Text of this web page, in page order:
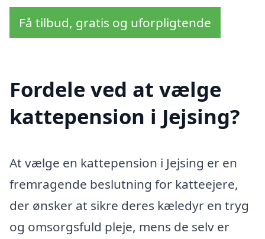
Få tilbud, gratis og uforpligtende
Fordele ved at vælge
kattepension i Jejsing?
At vælge en kattepension i Jejsing er en
fremragende beslutning for katteejere,
der ønsker at sikre deres kæledyr en tryg
og omsorgsfuld pleje, mens de selv er